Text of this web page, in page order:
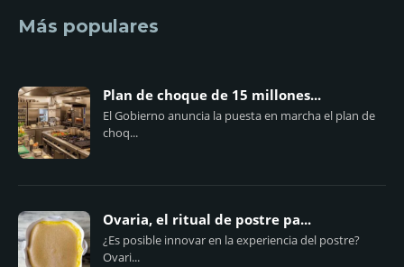
Más populares
Plan de choque de 15 millones...
El Gobierno anuncia la puesta en marcha el plan de
choq...
Ovaria, el ritual de postre pa...
¿Es posible innovar en la experiencia del postre?
Ovari...